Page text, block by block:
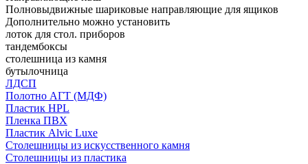
Полновыдвижные шариковые направляющие для ящиков
Дополнительно можно установить
лоток для стол. приборов
тандембоксы
столешница из камня
бутылочница
ЛДСП
Полотно АГТ (МДФ)
Пластик HPL
Пленка ПВХ
Пластик Alvic Luxe
Столешницы из искусственного камня
Столешницы из пластика